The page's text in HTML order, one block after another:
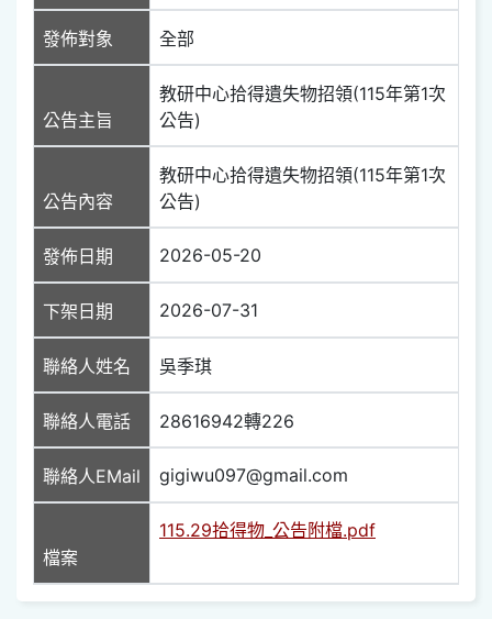
發佈對象 全部
公告主旨
教研中心拾得遺失物招領(115年第1次
公告)
公告內容
教研中心拾得遺失物招領(115年第1次
公告)
發佈日期 2026-05-20
下架日期 2026-07-31
聯絡人姓名 吳季琪
聯絡人電話 28616942轉226
聯絡人EMail gigiwu097@gmail.com
檔案
115.29拾得物_公告附檔.pdf